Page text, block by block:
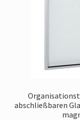
abschließbaren